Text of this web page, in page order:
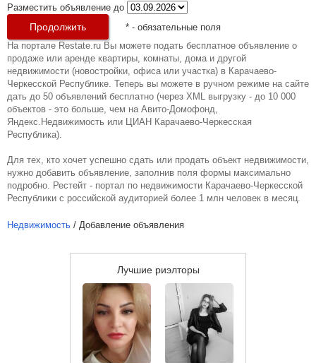
Разместить объявление до
* - обязательные поля
На портале Restate.ru Вы можете подать бесплатное объявление о
продаже или аренде квартиры, комнаты, дома и другой
недвижимости (новостройки, офиса или участка) в Карачаево-
Черкесской Республике. Теперь вы можете в ручном режиме на сайте
дать до 50 объявлений бесплатно (через XML выгрузку - до 10 000
объектов - это больше, чем на Авито-Домофонд,
Яндекс.Недвижимость или ЦИАН Карачаево-Черкесская
Республика).
Для тех, кто хочет успешно сдать или продать объект недвижимости,
нужно добавить объявление, заполнив поля формы максимально
подробно. Рестейт - портал по недвижимости Карачаево-Черкесской
Республики с российской аудиторией более 1 млн человек в месяц.
Недвижимость / Добавление объявления
Лучшие риэлторы